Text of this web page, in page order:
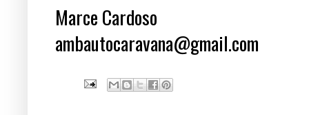
Marce Cardoso
ambautocaravana@gmail.com